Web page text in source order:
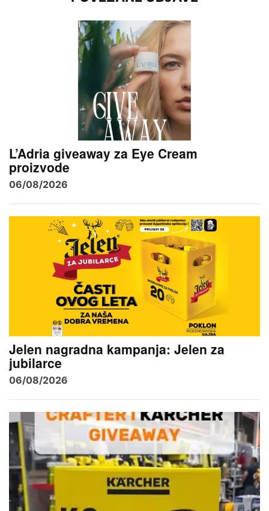
L’Adria giveaway za Eye Cream
proizvode
06/08/2026
Jelen nagradna kampanja: Jelen za
jubilarce
06/08/2026